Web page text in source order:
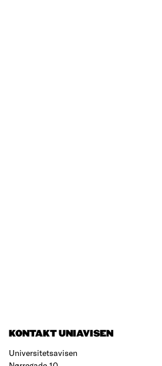
KONTAKT UNIAVISEN
Universitetsavisen